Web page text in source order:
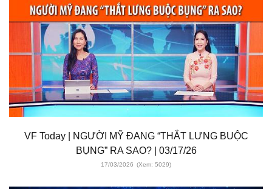
VF Today | NGƯỜI MỸ ĐANG “THẮT LƯNG BUỘC
BỤNG” RA SAO? | 03/17/26
17/03/2026 (Xem: 5029)